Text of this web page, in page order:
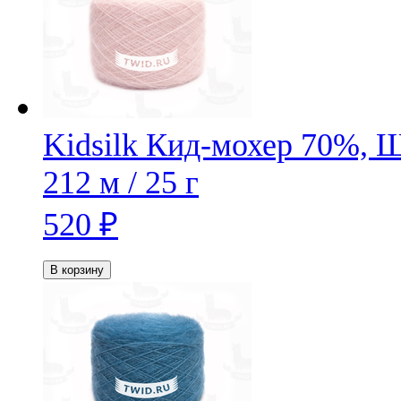
Kidsilk Кид-мохер 70%,
212 м / 25 г
520 ₽
В корзину